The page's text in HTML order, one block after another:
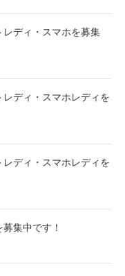
ディ・スマホを募集
ディ・スマホレディを
ディ・スマホレディを
集中です！